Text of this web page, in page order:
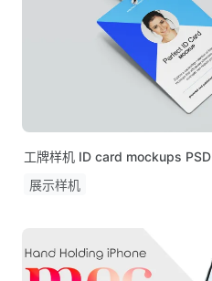
工牌样机 ID card mockups PSD
展示样机